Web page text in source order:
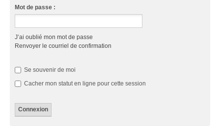
Mot de passe :
J’ai oublié mon mot de passe
Renvoyer le courriel de confirmation
Se souvenir de moi
Cacher mon statut en ligne pour cette session